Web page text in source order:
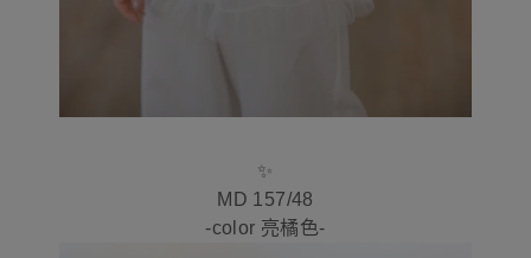
✨
MD 157/48
-color 亮橘色-